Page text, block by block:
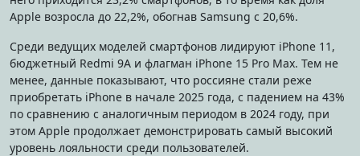
Apple возросла до 22,2%, обогнав Samsung с 20,6%.
Среди ведущих моделей смартфонов лидируют iPhone 11,
бюджетный Redmi 9A и флагман iPhone 15 Pro Max. Тем не
менее, данные показывают, что россияне стали реже
приобретать iPhone в начале 2025 года, с падением на 43%
по сравнению с аналогичным периодом в 2024 году, при
этом Apple продолжает демонстрировать самый высокий
уровень лояльности среди пользователей.